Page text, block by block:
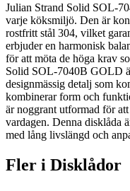
Julian Strand Solid SOL-
varje köksmiljö. Den är
rostfritt stål 304, vilket
erbjuder en harmonisk
för att möta de höga krav
Solid SOL-7040B GOLD
designmässig detalj som
kombinerar form och
är noggrant utformad för
vardagen. Denna disklåda
med lång livslängd och
Fler i Disklådor